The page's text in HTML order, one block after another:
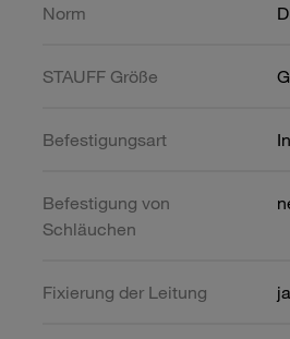
Norm
STAUFF Größe
Befestigungsart
Befestigung von
Schläuchen
Fixierung der Leitung ja